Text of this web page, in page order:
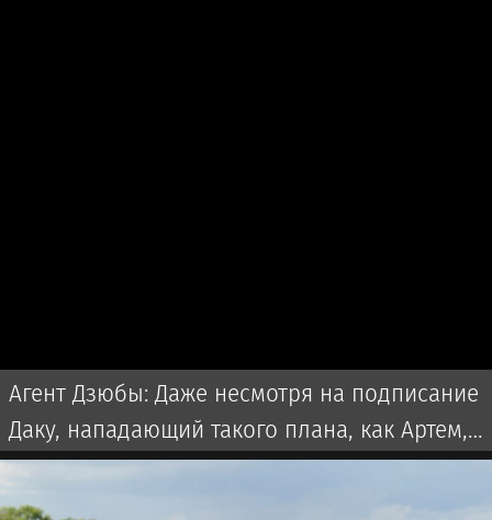
Агент Дзюбы: Даже несмотря на подписание
Даку, нападающий такого плана, как Артем,
«Спартаку» не помешает